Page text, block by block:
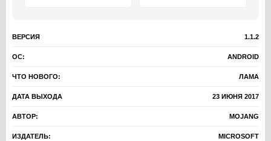
ВЕРСИЯ 1.1.2
ОС: ANDROID
ЧТО НОВОГО: ЛАМА
ДАТА ВЫХОДА 23 ИЮНЯ 2017
АВТОР: MOJANG
ИЗДАТЕЛЬ: MICROSOFT